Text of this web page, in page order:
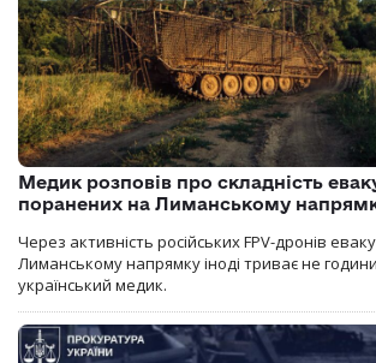
Медик розповів про складність
поранених на Лиманському
Через активність російських FPV-дронів
Лиманському напрямку іноді триває не
український медик.